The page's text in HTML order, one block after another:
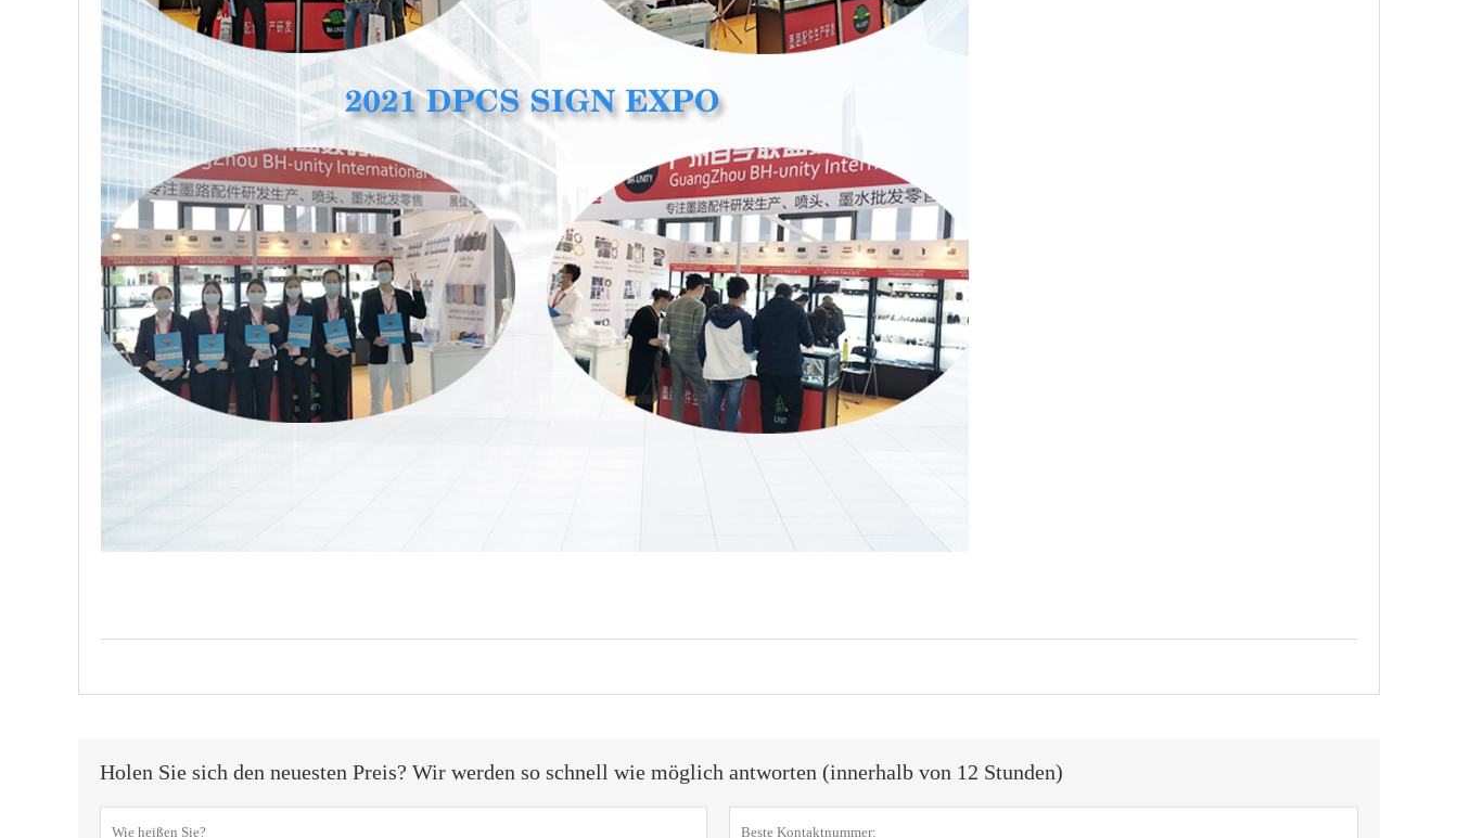
Holen Sie sich den neuesten Preis? Wir werden so schnell wie möglich antworten (innerhalb von 12 Stunden)